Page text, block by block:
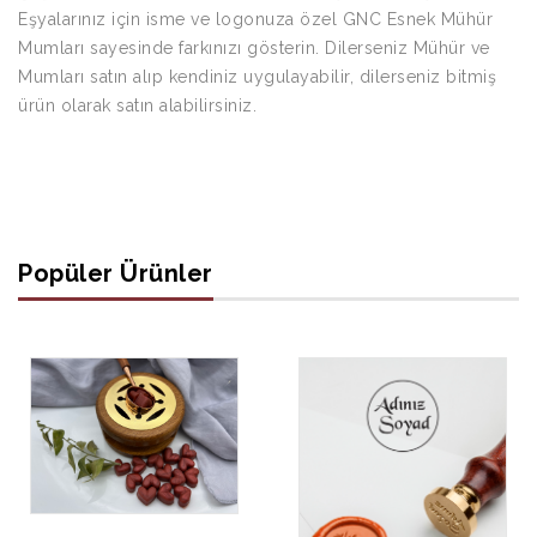
Eşyalarınız için isme ve logonuza özel GNC Esnek Mühür
Mumları sayesinde farkınızı gösterin. Dilerseniz Mühür ve
Mumları satın alıp kendiniz uygulayabilir, dilerseniz bitmiş
ürün olarak satın alabilirsiniz.
Popüler Ürünler